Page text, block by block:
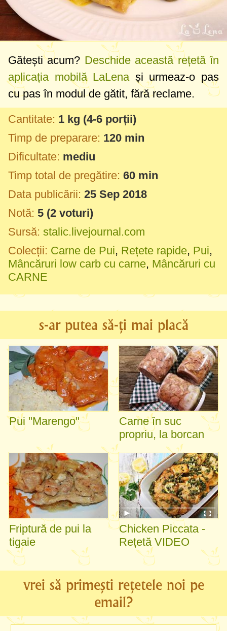
Gătești acum? Deschide această rețetă în
aplicația mobilă LaLena și urmeaz-o pas
cu pas în modul de gătit, fără reclame.
Cantitate: 1 kg (4-6 porții)
Timp de preparare: 120 min
Dificultate: mediu
Timp total de pregătire: 60 min
Data publicării: 25 Sep 2018
Notă: 5 (2 voturi)
Sursă: stalic.livejournal.com
Colecții: Carne de Pui, Rețete rapide, Pui,
Mâncăruri low carb cu carne, Mâncăruri cu
CARNE
s-ar putea să-ți mai placă
Pui "Marengo"
Carne în suc
propriu, la borcan
Friptură de pui la
tigaie
Chicken Piccata -
Rețetă VIDEO
vrei să primești rețetele noi pe
email?